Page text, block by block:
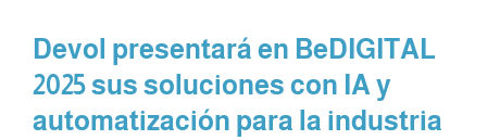
Devol presentará en BeDIGITAL
2025 sus soluciones con IA y
automatización para la industria